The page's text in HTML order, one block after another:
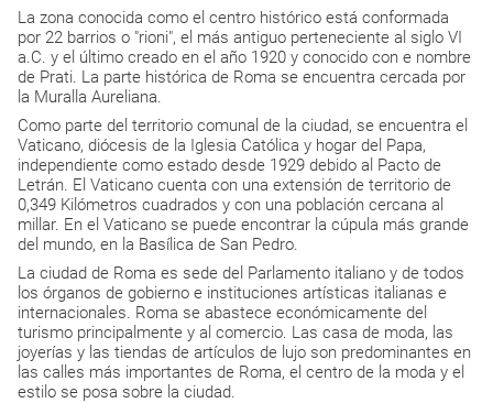
La zona conocida como el centro histórico está conformada
por 22 barrios o "rioni", el más antiguo perteneciente al siglo VI
a.C. y el último creado en el año 1920 y conocido con e nombre
de Prati. La parte histórica de Roma se encuentra cercada por
la Muralla Aureliana.
Como parte del territorio comunal de la ciudad, se encuentra el
Vaticano, diócesis de la Iglesia Católica y hogar del Papa,
independiente como estado desde 1929 debido al Pacto de
Letrán. El Vaticano cuenta con una extensión de territorio de
0,349 Kilómetros cuadrados y con una población cercana al
millar. En el Vaticano se puede encontrar la cúpula más grande
del mundo, en la Basílica de San Pedro.
La ciudad de Roma es sede del Parlamento italiano y de todos
los órganos de gobierno e instituciones artísticas italianas e
internacionales. Roma se abastece económicamente del
turismo principalmente y al comercio. Las casa de moda, las
joyerías y las tiendas de artículos de lujo son predominantes en
las calles más importantes de Roma, el centro de la moda y el
estilo se posa sobre la ciudad.